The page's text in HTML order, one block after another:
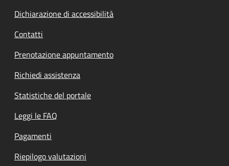
Dichiarazione di accessibilità
Contatti
Prenotazione appuntamento
Richiedi assistenza
Statistiche del portale
Leggi le FAQ
Pagamenti
Riepilogo valutazioni